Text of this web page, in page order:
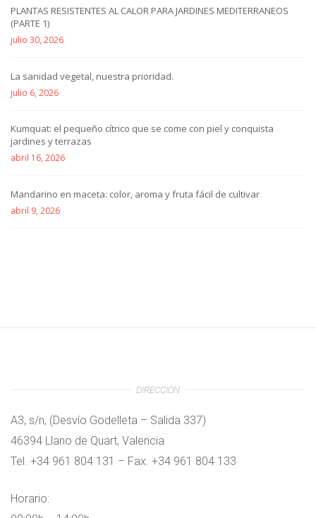
PLANTAS RESISTENTES AL CALOR PARA JARDINES MEDITERRANEOS
(PARTE 1)
julio 30, 2026
La sanidad vegetal, nuestra prioridad.
julio 6, 2026
Kumquat: el pequeño cítrico que se come con piel y conquista
jardines y terrazas
abril 16, 2026
Mandarino en maceta: color, aroma y fruta fácil de cultivar
abril 9, 2026
DIRECCIÓN
A3, s/n, (Desvío Godelleta – Salida 337)
46394 Llano de Quart, Valencia
Tel. +34 961 804 131 – Fax. +34 961 804 133
Horario: